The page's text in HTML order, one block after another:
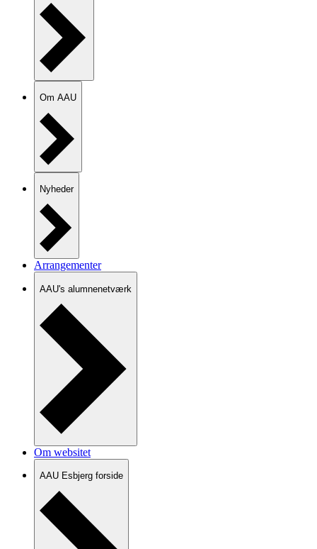
Om AAU
Nyheder
Arrangementer
AAU's alumnenetværk
Om websitet
AAU Esbjerg forside